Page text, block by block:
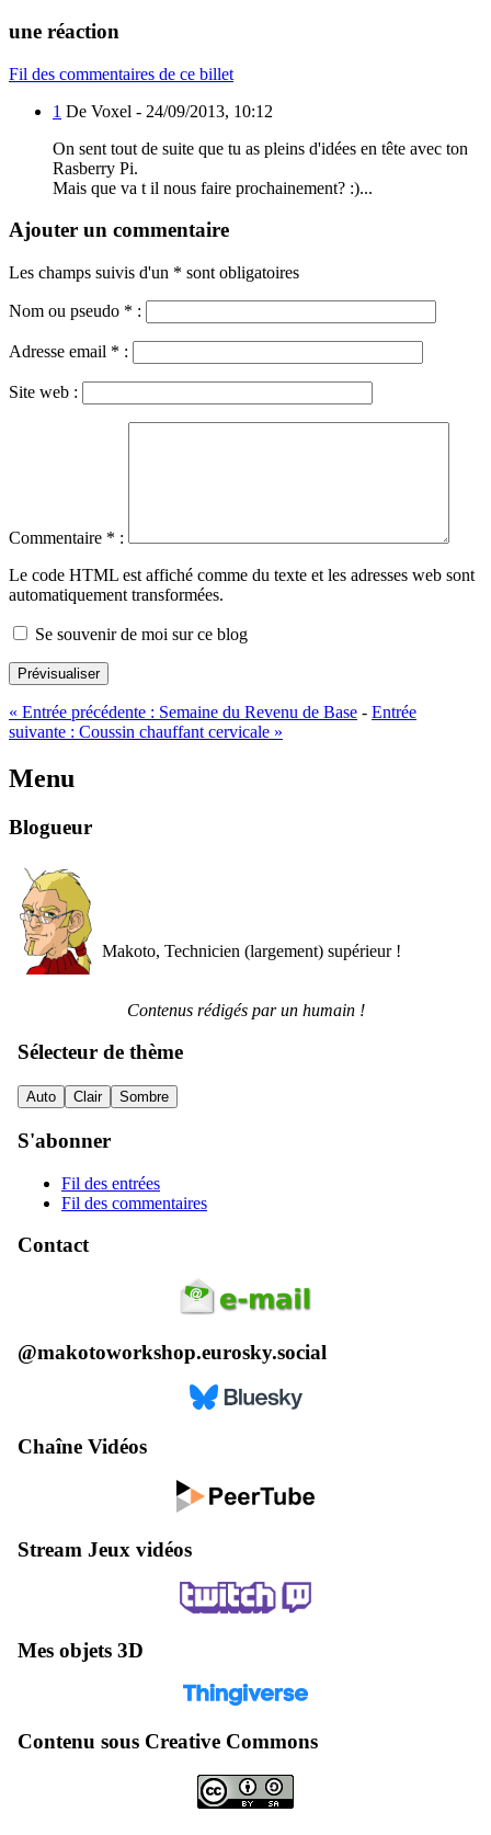
une réaction
Fil des commentaires de ce billet
1 De Voxel - 24/09/2013, 10:12
On sent tout de suite que tu as pleins d'idées en tête avec ton
Rasberry Pi.
Mais que va t il nous faire prochainement? :)...
Ajouter un commentaire
Les champs suivis d'un * sont obligatoires
Nom ou pseudo * :
Adresse email * :
Site web :
Commentaire * :
Le code HTML est affiché comme du texte et les adresses web sont
automatiquement transformées.
Se souvenir de moi sur ce blog
Prévisualiser
« Entrée précédente : Semaine du Revenu de Base - Entrée
suivante : Coussin chauffant cervicale »
Menu
Blogueur
Makoto, Technicien (largement) supérieur !
Contenus rédigés par un humain !
Sélecteur de thème
Auto Clair Sombre
S'abonner
Fil des entrées
Fil des commentaires
Contact
@makotoworkshop.eurosky.social
Chaîne Vidéos
Stream Jeux vidéos
Mes objets 3D
Contenu sous Creative Commons